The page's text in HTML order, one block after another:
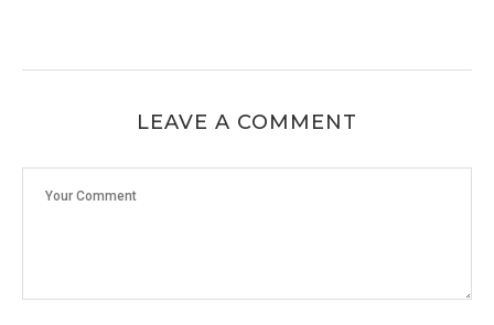
LEAVE A COMMENT